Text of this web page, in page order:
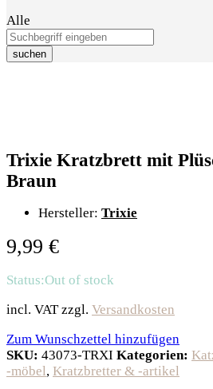
Alle
suchen
Trixie Kratzbrett mit
Braun
Hersteller: Trixie
9,99 €
Status:Out of stock
incl. VAT zzgl. Versandkosten
Zum Wunschzettel hinzufügen
SKU: 43073-TRXI Kategorien:
-möbel, Kratzbretter & -artikel